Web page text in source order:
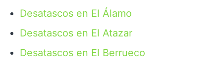
Desatascos en El Álamo
Desatascos en El Atazar
Desatascos en El Berrueco